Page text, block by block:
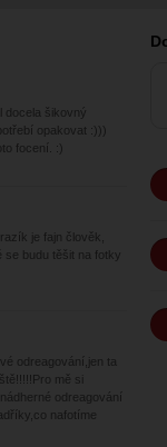
docela šikovný
opakovat :)))
focení. :)
je fajn člověk,
se budu těšit na fotky
odreagování,jen ta
mě si
odreagování
nafotíme